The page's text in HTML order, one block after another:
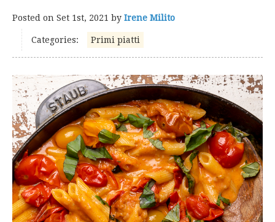
Posted on Set 1st, 2021 by Irene Milito
Categories: Primi piatti